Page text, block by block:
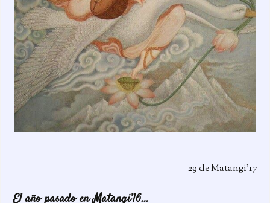
29 de Matangi’17
El año pasado en Matangi’16…